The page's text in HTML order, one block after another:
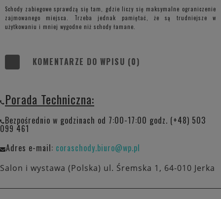
Schody zabiegowe sprawdzą się tam, gdzie liczy się maksymalne ograniczenie
zajmowanego miejsca. Trzeba jednak pamiętać, że są trudniejsze w
użytkowaniu i mniej wygodne niż schody łamane.
KOMENTARZE DO WPISU (0)
Porada Techniczna:
Bezpośrednio w godzinach od 7:00-17:00 godz. (+48) 503
099 461
Adres e-mail: coraschody.biuro@wp.pl
Salon i wystawa (Polska) ul. Śremska 1, 64-010 Jerka